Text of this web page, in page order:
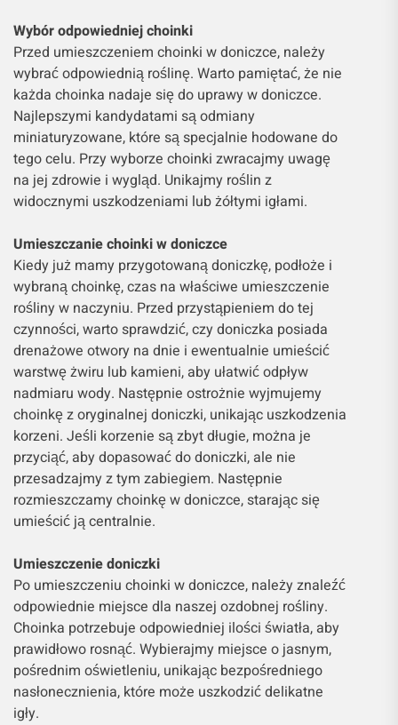
Wybór odpowiedniej choinki
Przed umieszczeniem choinki w doniczce, należy
wybrać odpowiednią roślinę. Warto pamiętać, że nie
każda choinka nadaje się do uprawy w doniczce.
Najlepszymi kandydatami są odmiany
miniaturyzowane, które są specjalnie hodowane do
tego celu. Przy wyborze choinki zwracajmy uwagę
na jej zdrowie i wygląd. Unikajmy roślin z
widocznymi uszkodzeniami lub żółtymi igłami.
Umieszczanie choinki w doniczce
Kiedy już mamy przygotowaną doniczkę, podłoże i
wybraną choinkę, czas na właściwe umieszczenie
rośliny w naczyniu. Przed przystąpieniem do tej
czynności, warto sprawdzić, czy doniczka posiada
drenażowe otwory na dnie i ewentualnie umieścić
warstwę żwiru lub kamieni, aby ułatwić odpływ
nadmiaru wody. Następnie ostrożnie wyjmujemy
choinkę z oryginalnej doniczki, unikając uszkodzenia
korzeni. Jeśli korzenie są zbyt długie, można je
przyciąć, aby dopasować do doniczki, ale nie
przesadzajmy z tym zabiegiem. Następnie
rozmieszczamy choinkę w doniczce, starając się
umieścić ją centralnie.
Umieszczenie doniczki
Po umieszczeniu choinki w doniczce, należy znaleźć
odpowiednie miejsce dla naszej ozdobnej rośliny.
Choinka potrzebuje odpowiedniej ilości światła, aby
prawidłowo rosnąć. Wybierajmy miejsce o jasnym,
pośrednim oświetleniu, unikając bezpośredniego
nasłonecznienia, które może uszkodzić delikatne
igły.